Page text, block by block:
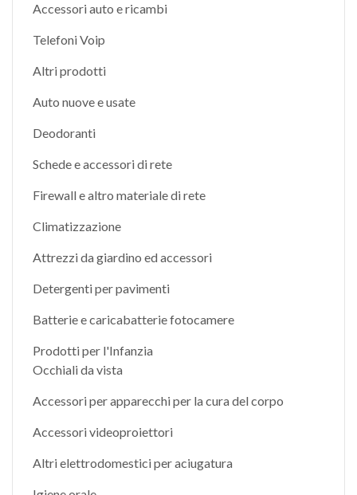
Accessori auto e ricambi
Telefoni Voip
Altri prodotti
Auto nuove e usate
Deodoranti
Schede e accessori di rete
Firewall e altro materiale di rete
Climatizzazione
Attrezzi da giardino ed accessori
Detergenti per pavimenti
Batterie e caricabatterie fotocamere
Prodotti per l'Infanzia
Occhiali da vista
Accessori per apparecchi per la cura del corpo
Accessori videoproiettori
Altri elettrodomestici per aciugatura